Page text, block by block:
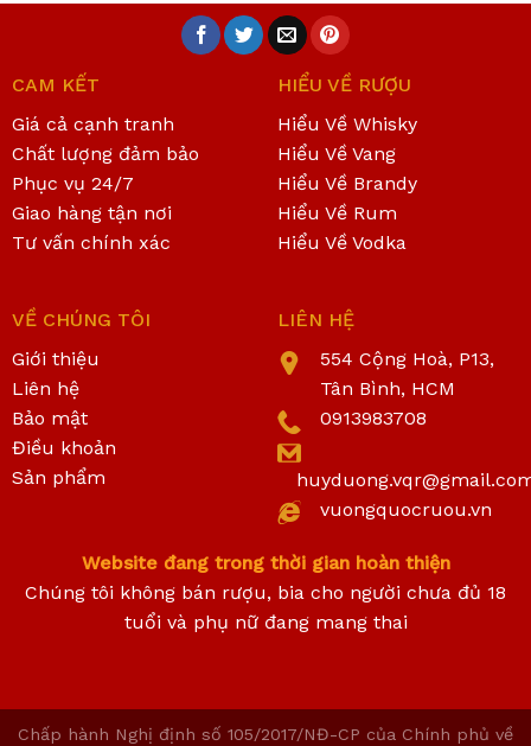
CAM KẾT
Giá cả cạnh tranh
Chất lượng đảm bảo
Phục vụ 24/7
Giao hàng tận nơi
Tư vấn chính xác
HIỂU VỀ RƯỢU
Hiểu Về Whisky
Hiểu Về Vang
Hiểu Về Brandy
Hiểu Về Rum
Hiểu Về Vodka
VỀ CHÚNG TÔI
Giới thiệu
Liên hệ
Bảo mật
Điều khoản
Sản phẩm
LIÊN HỆ
554 Cộng Hoà, P13,
Tân Bình, HCM
0913983708
vuongquocruou.vn
Website đang trong thời gian hoàn thiện
Chúng tôi không bán rượu, bia cho người chưa đủ 18
tuổi và phụ nữ đang mang thai
Chấp hành Nghị định số 105/2017/NĐ-CP của Chính phủ về